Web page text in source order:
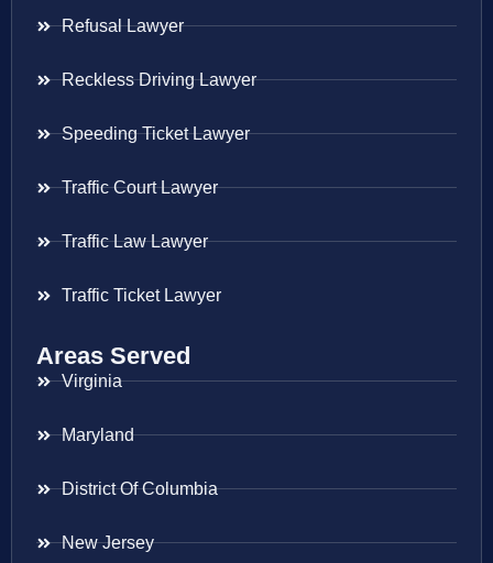
Refusal Lawyer
Reckless Driving Lawyer
Speeding Ticket Lawyer
Traffic Court Lawyer
Traffic Law Lawyer
Traffic Ticket Lawyer
Areas Served
Virginia
Maryland
District Of Columbia
New Jersey